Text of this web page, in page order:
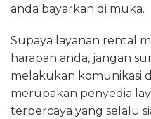
anda bayarkan di muka.
Supaya layanan rental
harapan anda, jangan
melakukan komunikasi
merupakan penyedia
terpercaya yang selalu